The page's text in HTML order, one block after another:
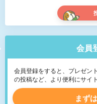
会員
会員登録をすると、プレゼン
の投稿など、より便利にサイ
まず